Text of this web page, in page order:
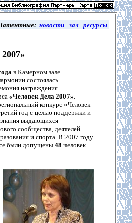
новости зал ресурсы
в Камерном зале
состоялась
награждения
«Человек Дела 2007».
конкурс «Человек
год с целью поддержки и
выдающихся
сообщества, деятелей
и спорта. В 2007 году
были допущены 48 человек